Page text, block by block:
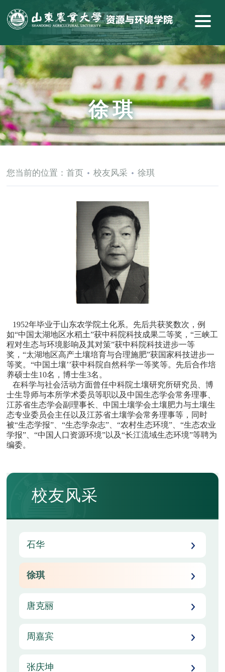
徐琪
您当前的位置：首页 校友风采 徐琪
1952年毕业于山东农学院土化系。先后共获奖数次，例
如“中国太湖地区水稻土”获中科院科技成果二等奖，“三峡工
程对生态与环境影响及其对策”获中科院科技进步一等
奖，“太湖地区高产土壤培育与合理施肥”获国家科技进步一
等奖。“中国土壤’’获中科院自然科学一等奖等。先后合作培
养硕士生10名，博士生3名。
在科学与社会活动方面曾任中科院土壤研究所研究员、博
士生导师与本所学术委员等职以及中国生态学会常务理事、
江苏省生态学会副理事长、中国土壤学会土壤肥力与土壤生
态专业委员会主任以及江苏省土壤学会常务理事等，同时
被“生态学报”、“生态学杂志”、“农村生态环境”、“生态农业
学报”、“中国人口资源环境”以及“长江流域生态环境”等聘为
编委。
校友风采
石华
徐琪
唐克丽
周嘉宾
张庆坤